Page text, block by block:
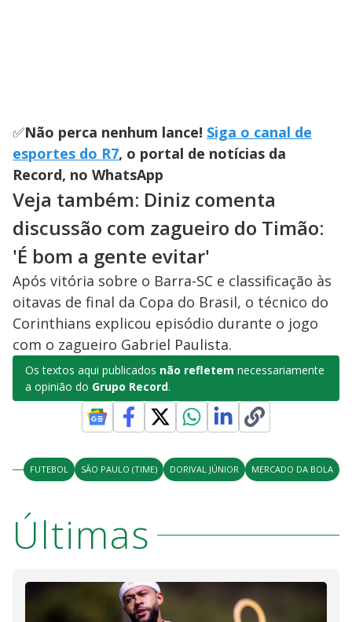
✅Não perca nenhum lance! Siga o canal de
esportes do R7, o portal de notícias da
Record, no WhatsApp
Veja também: Diniz comenta
discussão com zagueiro do Timão:
'É bom a gente evitar'
Após vitória sobre o Barra-SC e classificação às
oitavas de final da Copa do Brasil, o técnico do
Corinthians explicou episódio durante o jogo
com o zagueiro Gabriel Paulista.
Os textos aqui publicados não refletem necessariamente
a opinião do Grupo Record.
FUTEBOL SÃO PAULO (TIME) DORIVAL JÚNIOR MERCADO DA BOLA
Últimas